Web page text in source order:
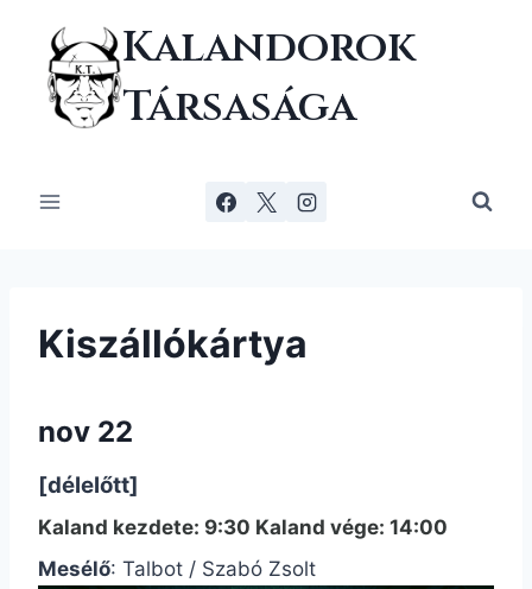
content
Kalandorok
Társasága
Kiszállókártya
nov 22
[délelőtt]
Kaland kezdete: 9:30 Kaland vége: 14:00
Mesélő: Talbot / Szabó Zsolt